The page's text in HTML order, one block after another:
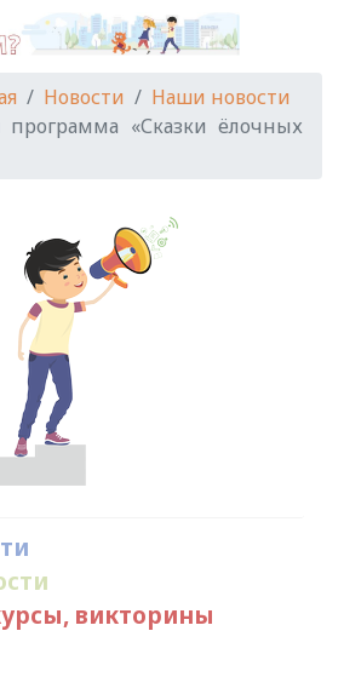
Новости
Наши новости
программа «Сказки ёлочных
викторины